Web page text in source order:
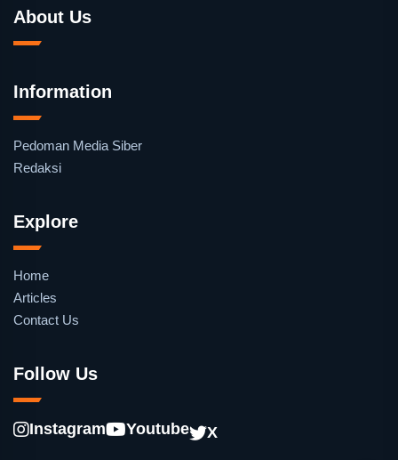
About Us
Information
Pedoman Media Siber
Redaksi
Explore
Home
Articles
Contact Us
Follow Us
Instagram Youtube X